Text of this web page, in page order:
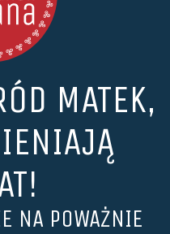
MATEK,
NA POWAŻNIE